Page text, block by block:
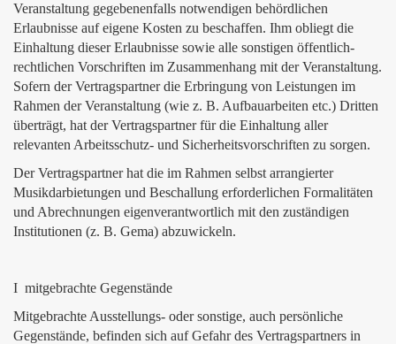
Veranstaltung gegebenenfalls notwendigen behördlichen
Erlaubnisse auf eigene Kosten zu beschaffen. Ihm obliegt die
Einhaltung dieser Erlaubnisse sowie alle sonstigen öffentlich-
rechtlichen Vorschriften im Zusammenhang mit der Veranstaltung.
Sofern der Vertragspartner die Erbringung von Leistungen im
Rahmen der Veranstaltung (wie z. B. Aufbauarbeiten etc.) Dritten
überträgt, hat der Vertragspartner für die Einhaltung aller
relevanten Arbeitsschutz- und Sicherheitsvorschriften zu sorgen.
Der Vertragspartner hat die im Rahmen selbst arrangierter
Musikdarbietungen und Beschallung erforderlichen Formalitäten
und Abrechnungen eigenverantwortlich mit den zuständigen
Institutionen (z. B. Gema) abzuwickeln.
I mitgebrachte Gegenstände
Mitgebrachte Ausstellungs- oder sonstige, auch persönliche
Gegenstände, befinden sich auf Gefahr des Vertragspartners in